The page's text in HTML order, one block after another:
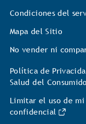
Condiciones del
Mapa del Sitio
No vender ni
Política de
Salud del
Limitar el uso de
confidencial